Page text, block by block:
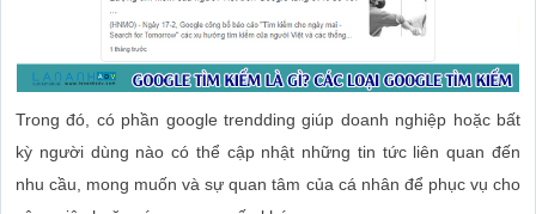
Trong đó, có phần google trendding giúp doanh nghiệp hoặc bất
kỳ người dùng nào có thể cập nhật những tin tức liên quan đến
nhu cầu, mong muốn và sự quan tâm của cá nhân để phục vụ cho